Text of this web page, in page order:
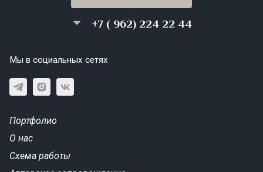
+7 ( 962) 224 22 44
Мы в социальных сетях
Портфолио
О нас
Схема работы